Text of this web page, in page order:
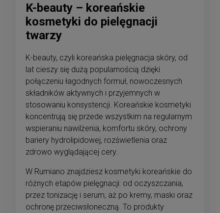
K-beauty – koreańskie
kosmetyki do pielęgnacji
twarzy
K-beauty, czyli koreańska pielęgnacja skóry, od
lat cieszy się dużą popularnością dzięki
połączeniu łagodnych formuł, nowoczesnych
składników aktywnych i przyjemnych w
stosowaniu konsystencji. Koreańskie kosmetyki
koncentrują się przede wszystkim na regularnym
wspieraniu nawilżenia, komfortu skóry, ochrony
bariery hydrolipidowej, rozświetlenia oraz
zdrowo wyglądającej cery.
W Rumiano znajdziesz kosmetyki koreańskie do
różnych etapów pielęgnacji: od oczyszczania,
przez tonizację i serum, aż po kremy, maski oraz
ochronę przeciwsłoneczną. To produkty